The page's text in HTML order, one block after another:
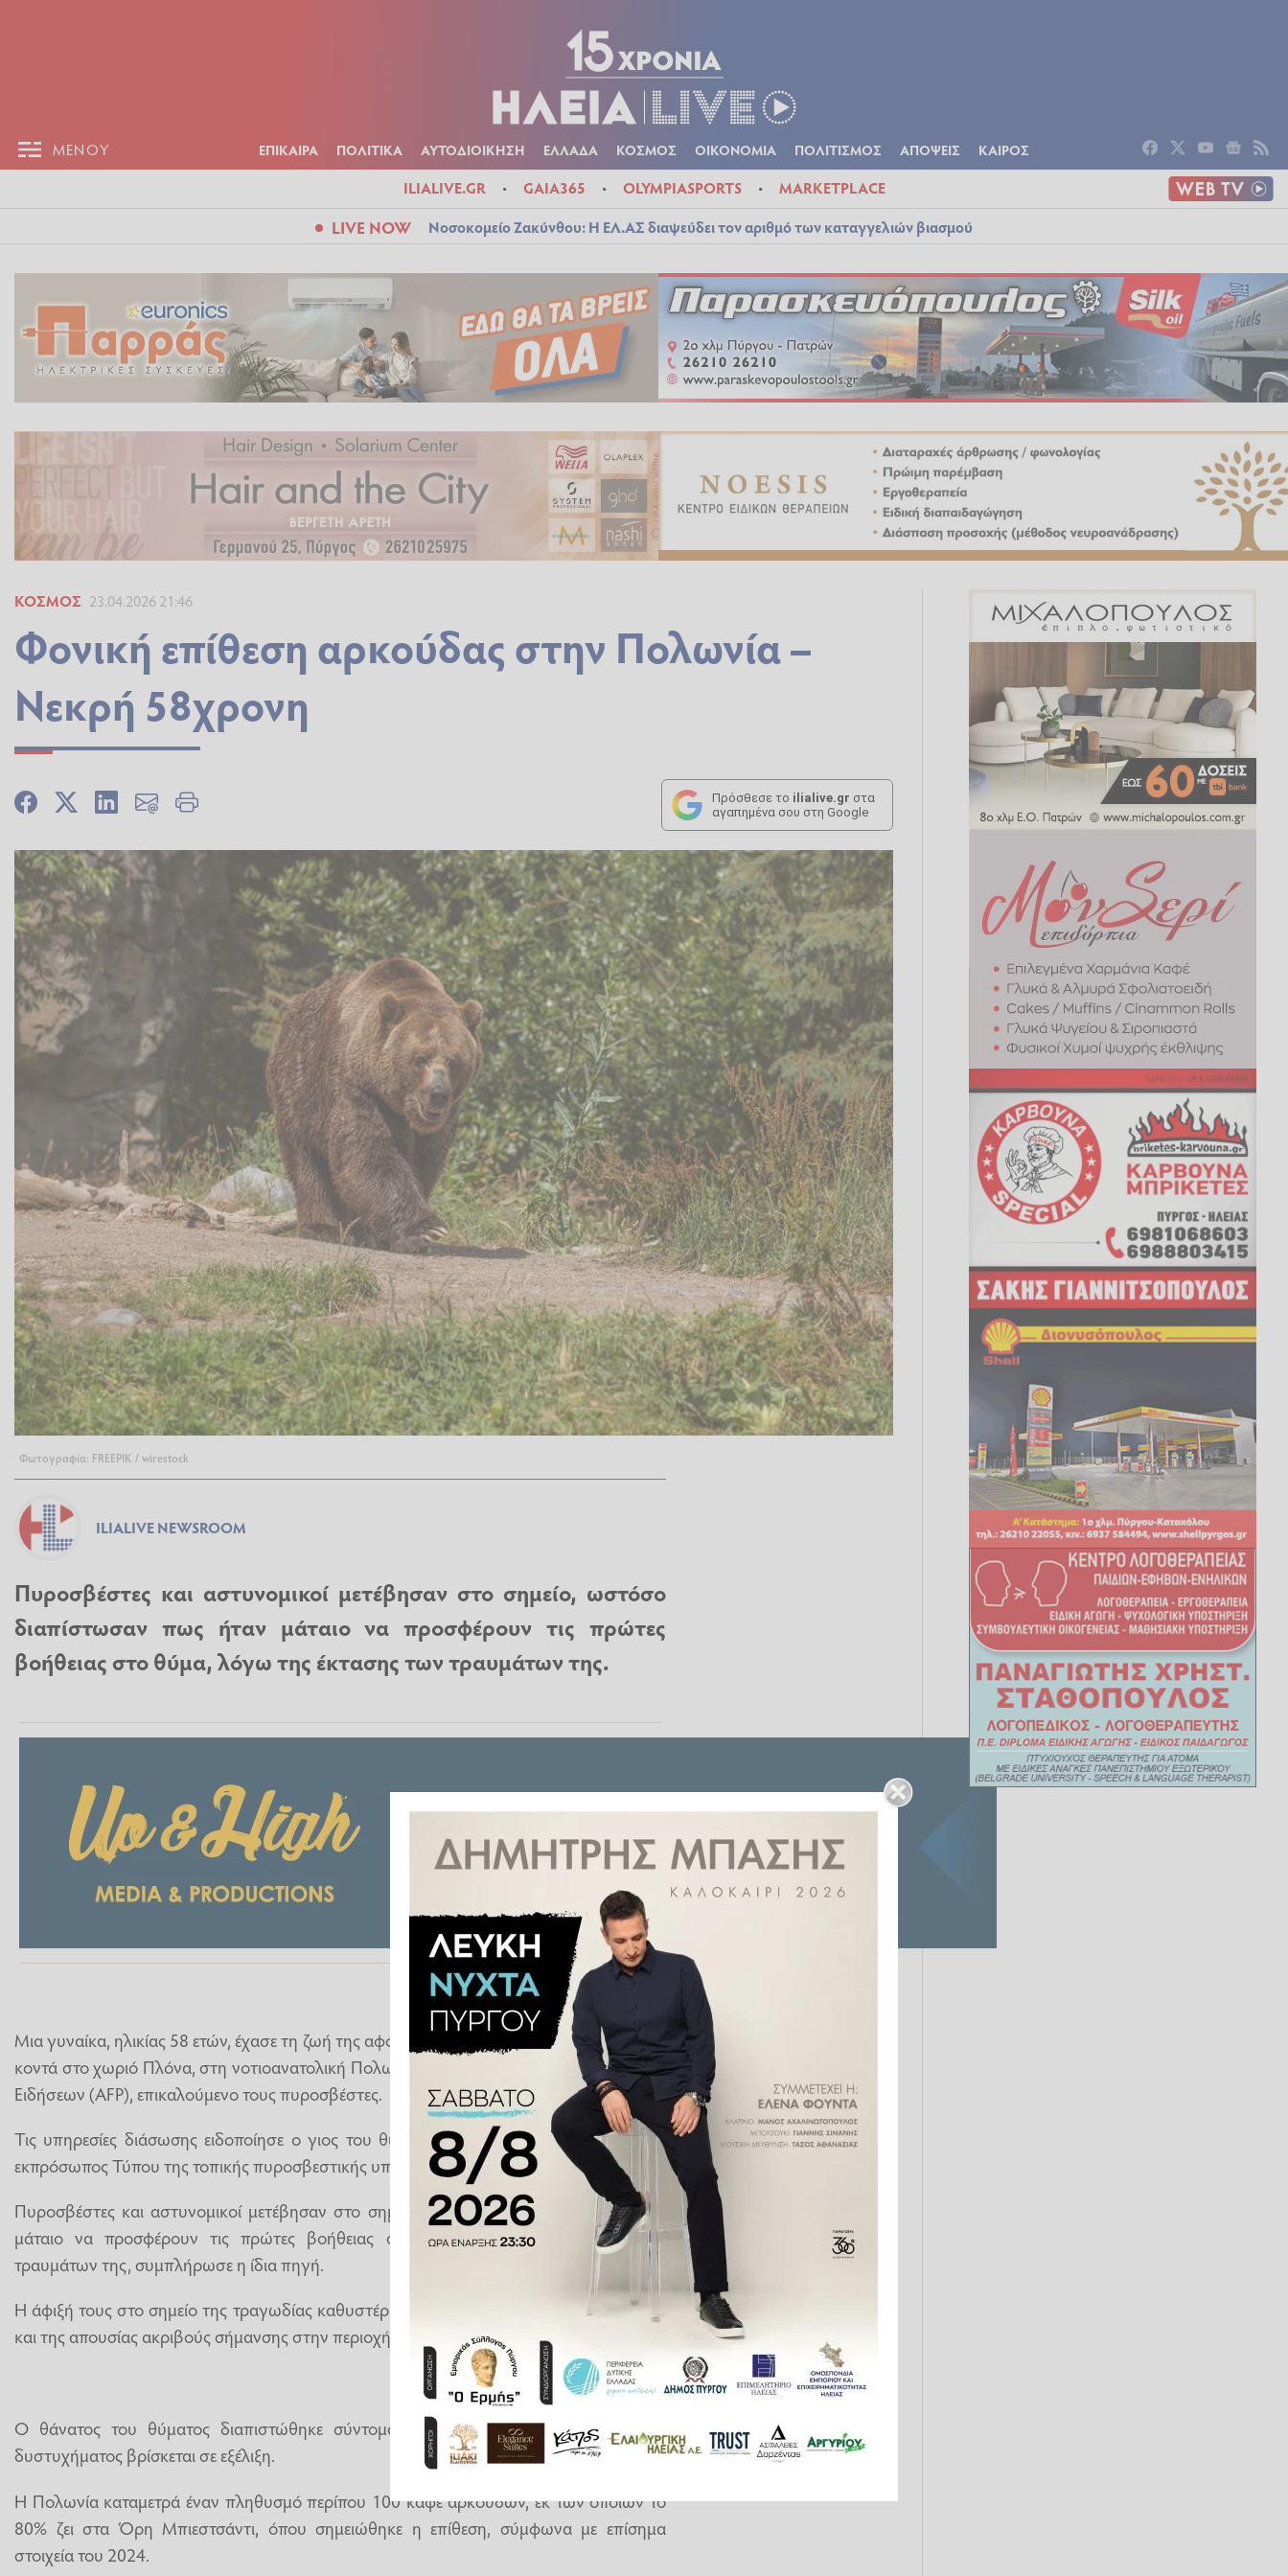
ΜΕΝΟΥ ΕΠΙΚΑΙΡΑ ΠΟΛΙΤΙΚΑ ΑΥΤΟΔΙΟΙΚΗΣΗ ΕΛΛΑΔΑ ΚΟΣΜΟΣ ΟΙΚΟΝΟΜΙΑ ΠΟΛΙΤΙΣΜΟΣ ΑΠΟΨΕΙΣ ΚΑΙΡΟΣ
ILIALIVE.GR GAIA365 OLYMPIASPORTS MARKETPLACE
LIVE NOW Νοσοκομείο Ζακύνθου: Η ΕΛ.ΑΣ διαψεύδει τον αριθμό των καταγγελιών βιασμού
ΚΌΣΜΟΣ 23.04.2026 21:46
Φονική επίθεση αρκούδας στην Πολωνία –
Νεκρή 58χρονη
Πρόσθεσε το ilialive.gr στα
αγαπημένα σου στη Google
Φωτογραφία: FREEPIK / wirestock
ILIALIVE NEWSROOM
Πυροσβέστες και αστυνομικοί μετέβησαν στο σημείο, ωστόσο
διαπίστωσαν πως ήταν μάταιο να προσφέρουν τις πρώτες
βοήθειας στο θύμα, λόγω της έκτασης των τραυμάτων της.
Μια γυναίκα, ηλικίας 58 ετών, έχασε τη ζωή της αφού της επιτέθηκε μία αρκούδα σήμερα,
κοντά στο χωριό Πλόνα, στη νοτιοανατολική Πολωνία, μετέδωσε το Γαλλικό Πρακτορείο
Ειδήσεων (AFP), επικαλούμενο τους πυροσβέστες.
Τις υπηρεσίες διάσωσης ειδοποίησε ο γιος του θύματος, διευκρίνισε ο Πάβελ Γκίμπα,
εκπρόσωπος Τύπου της τοπικής πυροσβεστικής υπηρεσίας.
Πυροσβέστες και αστυνομικοί μετέβησαν στο σημείο, ωστόσο διαπίστωσαν πως ήταν
μάταιο να προσφέρουν τις πρώτες βοήθειας στο θύμα, λόγω της έκτασης των
τραυμάτων της, συμπλήρωσε η ίδια πηγή.
Η άφιξή τους στο σημείο της τραγωδίας καθυστέρησε εξαιτίας «του δύσβατου εδάφους
και της απουσίας ακριβούς σήμανσης στην περιοχή», διευκρίνισε ο εκπρόσωπος Τύπου.
Ο θάνατος του θύματος διαπιστώθηκε σύντομα. Η έρευνα για τις συνθήκες του
δυστυχήματος βρίσκεται σε εξέλιξη.
Η Πολωνία καταμετρά έναν πληθυσμό περίπου 100 καφέ αρκούδων, εκ των οποίων το
80% ζει στα Όρη Μπιεστσάντι, όπου σημειώθηκε η επίθεση, σύμφωνα με επίσημα
στοιχεία του 2024.